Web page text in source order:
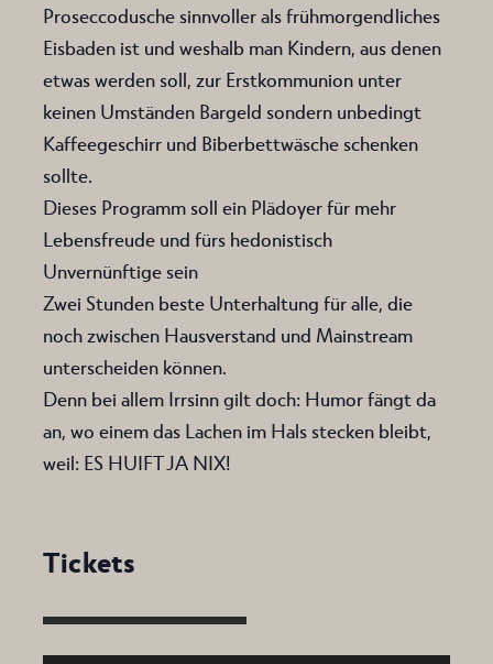
Proseccodusche sinnvoller als frühmorgendliches
Eisbaden ist und weshalb man Kindern, aus denen
etwas werden soll, zur Erstkommunion unter
keinen Umständen Bargeld sondern unbedingt
Kaffeegeschirr und Biberbettwäsche schenken
sollte.
Dieses Programm soll ein Plädoyer für mehr
Lebensfreude und fürs hedonistisch
Unvernünftige sein
Zwei Stunden beste Unterhaltung für alle, die
noch zwischen Hausverstand und Mainstream
unterscheiden können.
Denn bei allem Irrsinn gilt doch: Humor fängt da
an, wo einem das Lachen im Hals stecken bleibt,
weil: ES HUIFT JA NIX!
Tickets